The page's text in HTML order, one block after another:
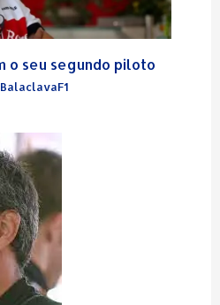
o seu segundo piloto
BalaclavaF1